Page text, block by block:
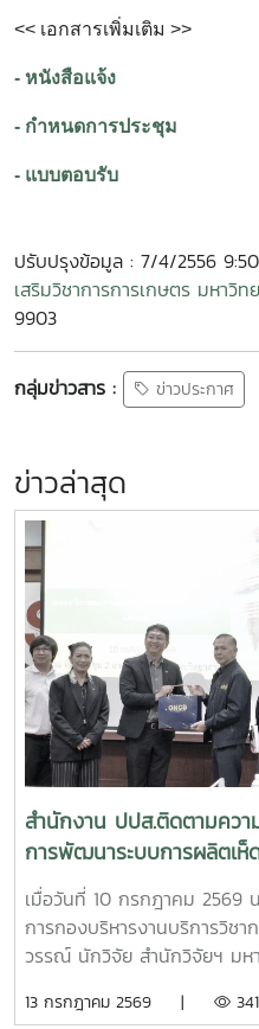
<< เอกสารเพิ่มเติม >>
- หนังสือแจ้ง
- กำหนดการประชุม
- แบบตอบรับ
ปรับปรุงข้อมูล : 7/4/2556
เสริมวิชาการการเกษตร มหาวิท
9903
กลุ่มข่าวสาร : ข่าวประกาศ
ข่าวล่าสุด
สำนักงาน ปปส.ติดตามควา
การพัฒนาระบบการผลิตเห็
แพทย์
เมื่อวันที่ 10 กรกฎาคม 2569
การกองบริหารงานบริการวิชา
วรรณ์ นักวิจัย สำนักวิจัยฯ มห
ปราบปรามยาเสพติด (ป.ป.ส.)
13 กรกฎาคม 2569 | 341